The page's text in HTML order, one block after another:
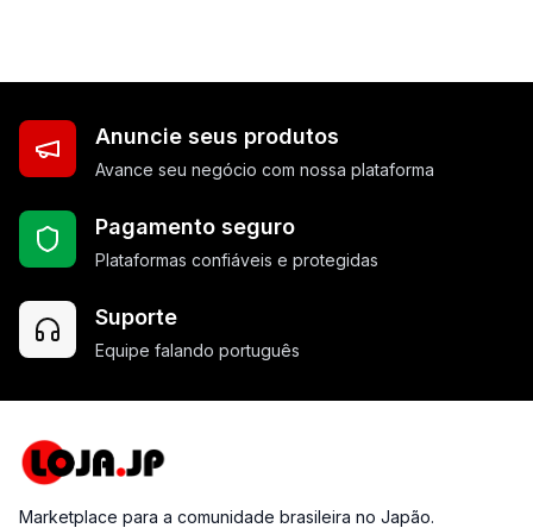
Anuncie seus produtos
Avance seu negócio com nossa plataforma
Pagamento seguro
Plataformas confiáveis e protegidas
Suporte
Equipe falando português
Marketplace para a comunidade brasileira no Japão.